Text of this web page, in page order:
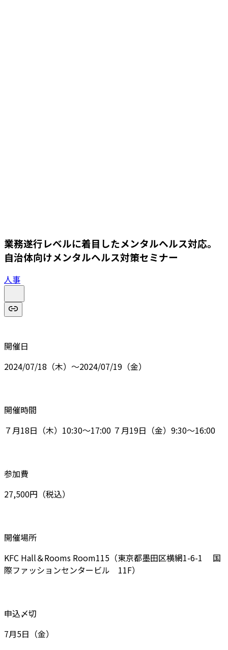
業務遂行レベルに着目したメンタルヘルス対応。
自治体向けメンタルヘルス対策セミナー
人事
開催日
2024/07/18（木）～2024/07/19（金）
開催時間
７月18日（木）10:30～17:00 ７月19日（金）9:30～16:00
参加費
27,500円（税込）
開催場所
KFC Hall＆Rooms Room115（東京都墨田区横網1-6-1 国
際ファッションセンタービル 11F）
申込〆切
7月5日（金）